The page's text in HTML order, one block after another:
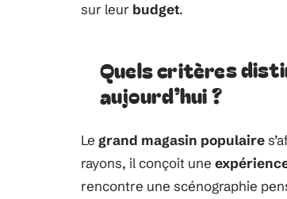
sur leur budget.
Quels critères
aujourd’hui ?
Le grand magasin populaire
rayons, il conçoit une
rencontre une scénographie